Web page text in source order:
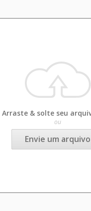
Arraste & solte seu
ou
Envie um arquivo